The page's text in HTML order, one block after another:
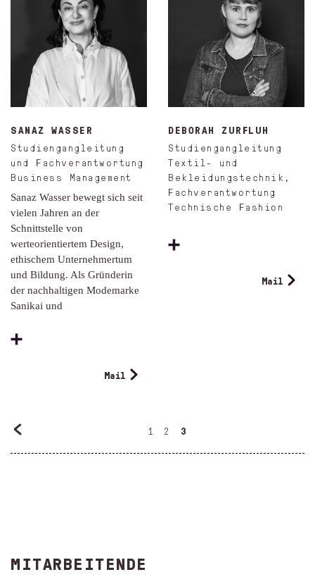
SANAZ WASSER
Studiengangleitung
und Fachverantwortung
Business Management
Sanaz Wasser bewegt sich seit
vielen Jahren an der
Schnittstelle von
werteorientiertem Design,
ethischem Unternehmertum
und Bildung. Als Gründerin
der nachhaltigen Modemarke
Sanikai und
Mail
DEBORAH ZURFLUH
Studiengangleitung
Textil- und
Bekleidungstechnik,
Fachverantwortung
Technische Fashion
Mail
1 2 3
MITARBEITENDE